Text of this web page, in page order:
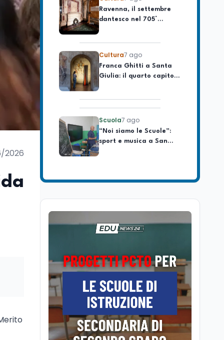
2026
longevo dell’Italia
repubblicana
dantesco nel 705°
anniversario della morte
Cultura7 ago
Franca Ghitti a Santa
Giulia: il quarto capitolo
dei Palcoscenici
Scuola7 ago
“Noi siamo le Scuole”:
sport e musica a San
Miniato, STEM a Lerici
studente 14enne uccide
Camere in ferie,
elettorale e Rai. La
premier Meloni attesa a
Bari il 4 settembre per
celebrare il governo più
longevo dell’Italia
Ravenna, il settembre
dantesco nel 705°
anniversario della morte
del Sommo Poeta
Cultura7 ago